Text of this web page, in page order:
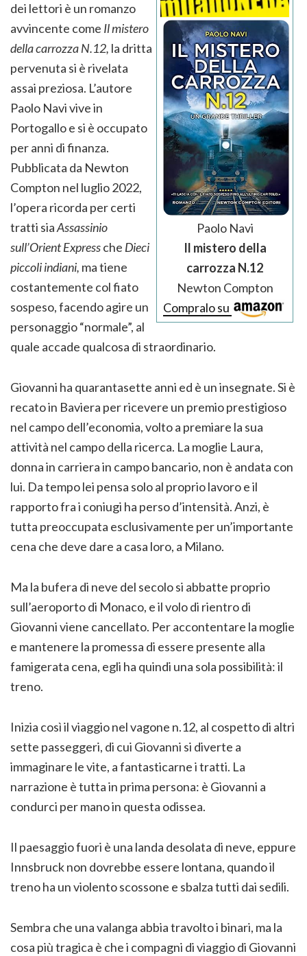
Paolo Navi
Il mistero della
carrozza N.12
Newton Compton
Compralo su
dei lettori è un romanzo
avvincente come Il mistero
della carrozza N.12, la dritta
pervenuta si è rivelata
assai preziosa. L’autore
Paolo Navi vive in
Portogallo e si è occupato
per anni di finanza.
Pubblicata da Newton
Compton nel luglio 2022,
l’opera ricorda per certi
tratti siaAssassinio
sull’Orient Expressche Dieci
piccoli indiani, ma tiene
costantemente col fiato
sospeso, facendo agire un
personaggio “normale”, al
quale accade qualcosa di straordinario.
Giovanni ha quarantasette anni ed è un insegnate. Si è
recato in Baviera per ricevere un premio prestigioso
nel campo dell’economia, volto a premiare la sua
attività nel campo della ricerca. La moglie Laura,
donna in carriera in campo bancario, non è andata con
lui. Da tempo lei pensa solo al proprio lavoro e il
rapporto fra i coniugi ha perso d’intensità. Anzi, è
tutta preoccupata esclusivamente per un’importante
cena che deve dare a casa loro, a Milano.
Ma la bufera di neve del secolo si abbatte proprio
sull’aeroporto di Monaco, e il volo di rientro di
Giovanni viene cancellato. Per accontentare la moglie
e mantenere la promessa di essere presente alla
famigerata cena, egli ha quindi una sola possibilità: il
treno.
Inizia così il viaggio nel vagone n.12, al cospetto di altri
sette passeggeri, di cui Giovanni si diverte a
immaginare le vite, a fantasticarne i tratti. La
narrazione è tutta in prima persona: è Giovanni a
condurci per mano in questa odissea.
Il paesaggio fuori è una landa desolata di neve, eppure
Innsbruck non dovrebbe essere lontana, quando il
treno ha un violento scossone e sbalza tutti dai sedili.
Sembra che una valanga abbia travolto i binari, ma la
cosa più tragica è che i compagni di viaggio di Giovanni